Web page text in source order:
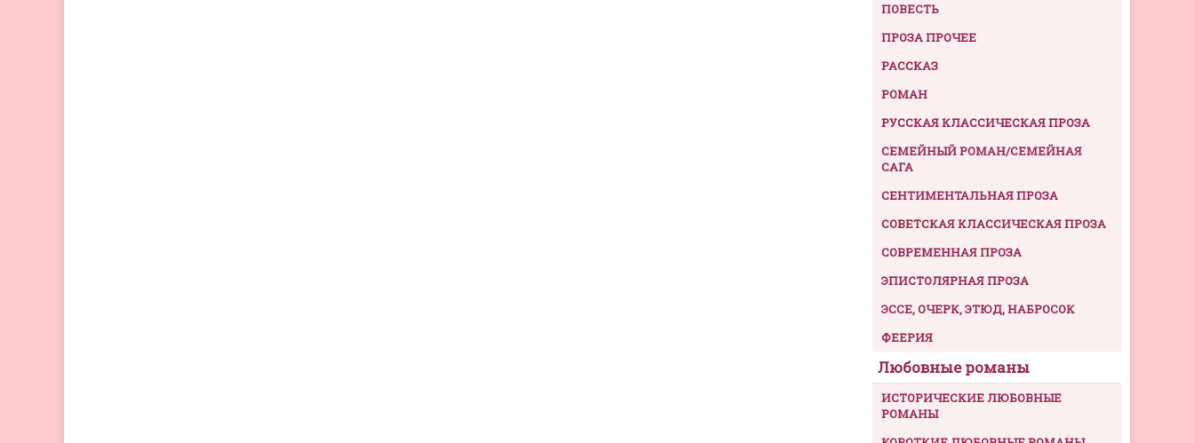
ПОВЕСТЬ
ПРОЗА ПРОЧЕЕ
РАССКАЗ
РОМАН
РУССКАЯ КЛАССИЧЕСКАЯ ПРОЗА
СЕМЕЙНЫЙ РОМАН/СЕМЕЙНАЯ
САГА
СЕНТИМЕНТАЛЬНАЯ ПРОЗА
СОВЕТСКАЯ КЛАССИЧЕСКАЯ ПРОЗА
СОВРЕМЕННАЯ ПРОЗА
ЭПИСТОЛЯРНАЯ ПРОЗА
ЭССЕ, ОЧЕРК, ЭТЮД, НАБРОСОК
ФЕЕРИЯ
Любовные романы
ИСТОРИЧЕСКИЕ ЛЮБОВНЫЕ
РОМАНЫ